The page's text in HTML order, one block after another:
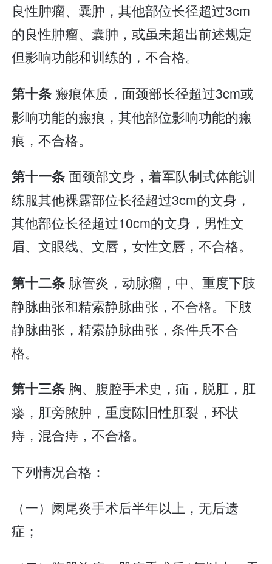
良性肿瘤、囊肿，其他部位长径超过3cm
的良性肿瘤、囊肿，或虽未超出前述规定
但影响功能和训练的，不合格。
第十条 瘢痕体质，面颈部长径超过3cm或
影响功能的瘢痕，其他部位影响功能的瘢
痕，不合格。
第十一条面颈部文身，着军队制式体能训
练服其他裸露部位长径超过3cm的文身，
其他部位长径超过10cm的文身，男性文
眉、文眼线、文唇，女性文唇，不合格。
第十二条 脉管炎，动脉瘤，中、重度下肢
静脉曲张和精索静脉曲张，不合格。下肢
静脉曲张，精索静脉曲张，条件兵不合
格。
第十三条 胸、腹腔手术史，疝，脱肛，肛
瘘，肛旁脓肿，重度陈旧性肛裂，环状
痔，混合痔，不合格。
下列情况合格：
（一）阑尾炎手术后半年以上，无后遗
症；